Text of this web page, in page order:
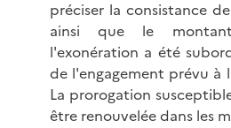
préciser la consistance
ainsi que le
l'exonération a été
de l'engagement prévu à
La prorogation
être renouvelée dans les